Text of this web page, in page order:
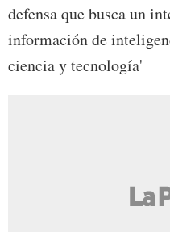
defensa que busca un
información de
ciencia y tecnología'